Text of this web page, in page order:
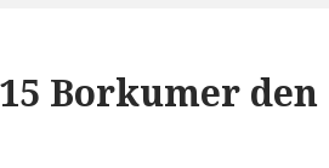
Borkumer den